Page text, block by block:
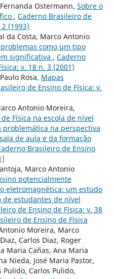
Ostermann, Sobre o
, Caderno Brasileiro de
(1993)
da Costa, Marco Antonio
como um tipo
significativa , Caderno
v. 18 n. 3 (2001)
Rosa, Mapas
de Ensino de Física: v.
Antonio Moreira,
Física na escola de nível
problemática na perspectiva
de aula e da formação
Brasileiro de Ensino
Marco Antonio
potencialmente
eletromagnética: um estudo
de estudantes de nível
de Ensino de Física: v. 38
de Ensino de Física
Moreira, Marco
Carlos Diaz, Roger
Maria Cañas, Ana Maria
Nieda, José Maria Pastor,
Pulido, Carlos Pulido,